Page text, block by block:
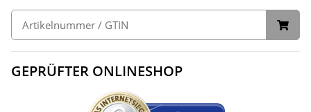
GEPRÜFTER ONLINESHOP